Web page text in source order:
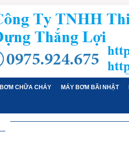
BƠM CHỮA CHÁY MÁY BƠM BÃI NHẬT